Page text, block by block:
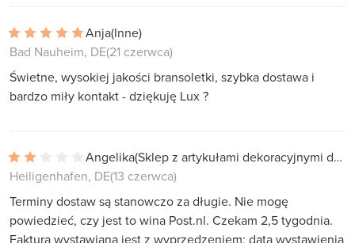
Anja(Inne)
Bad Nauheim, DE(21 czerwca)
Świetne, wysokiej jakości bransoletki, szybka dostawa i
bardzo miły kontakt - dziękuję Lux ?
Angelika
(Sklep z artykułami dekoracyjnymi do domu)
Heiligenhafen, DE(13 czerwca)
Terminy dostaw są stanowczo za długie. Nie mogę
powiedzieć, czy jest to wina Post.nl. Czekam 2,5 tygodnia.
Faktura wystawiana jest z wyprzedzeniem; data wystawienia